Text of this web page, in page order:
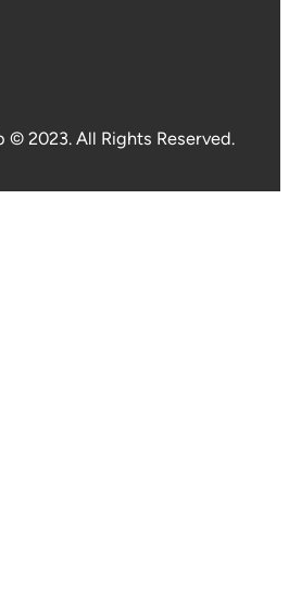
2023. All Rights Reserved.